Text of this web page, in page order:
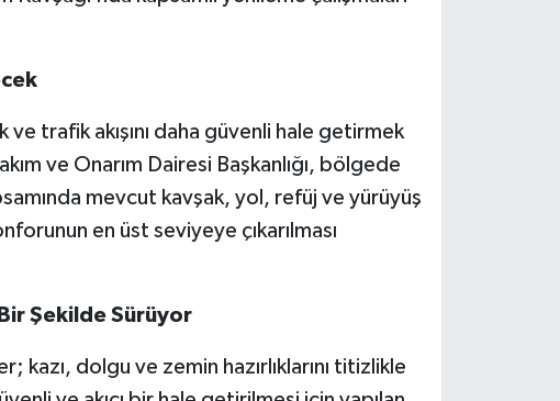
ve trafik akışını daha güvenli hale getirmek
ve Onarım Dairesi Başkanlığı, bölgede
mevcut kavşak, yol, refüj ve yürüyüş
en üst seviyeye çıkarılması
Bir Şekilde Sürüyor
kazı, dolgu ve zemin hazırlıklarını titizlikle